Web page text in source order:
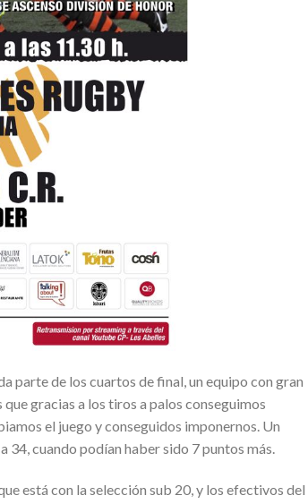
parte de los cuartos de final, un equipo con gran
gracias a los tiros a palos conseguimos
el juego y conseguidos imponernos. Un
34, cuando podían haber sido 7 puntos más.
está con la selección sub 20, y los efectivos del